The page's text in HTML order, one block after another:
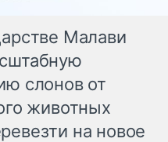
Малави
слонов от
животных
на новое